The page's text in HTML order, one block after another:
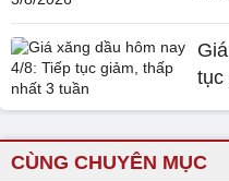
tục
CÙNG CHUYÊN MỤC